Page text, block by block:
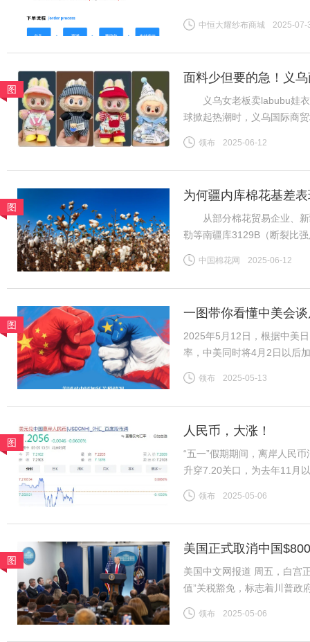
中恒大耀纱布商城 2025-07-
图
面料少但要的急！义
义乌女老板卖labubu娃衣
球掀起热潮时，义乌国际商
终空空如也——订单像潮水
领布 2025-06-12
图
为何疆内库棉花基差
从部分棉花贸易企业、新
勒等南疆库3129B（断裂比
比强度28-30CN/TEX）基差
中国棉花网 2025-06-12
图
一图带你看懂中美会
2025年5月12日，根据中美
率，中美同时将4月2日以后
施24%。再加上2月美国以芬
领布 2025-05-13
图
人民币，大涨！
“五一”假期期间，离岸人民
升穿7.20关口，为去年11月
美股、美债、美元涨。同时
领布 2025-05-06
图
美国正式取消中国
美国中文网报道 周五，白宫
值”关税豁免，标志着川普政
包裹积压的混乱局面而推迟
领布 2025-05-06